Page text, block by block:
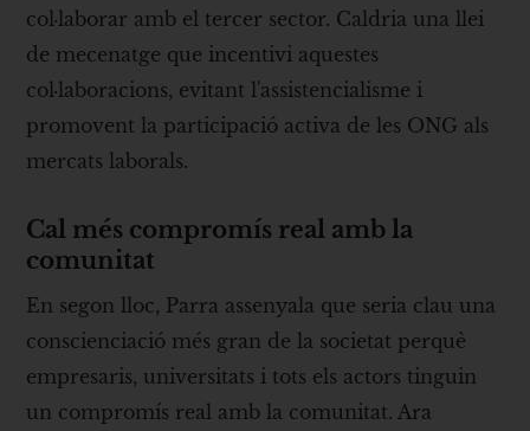
col·laborar amb el tercer sector. Caldria una llei
de mecenatge que incentivi aquestes
col·laboracions, evitant l'assistencialisme i
promovent la participació activa de les ONG als
mercats laborals.
Cal més compromís real amb la
comunitat
En segon lloc, Parra assenyala que seria clau una
conscienciació més gran de la societat perquè
empresaris, universitats i tots els actors tinguin
un compromís real amb la comunitat. Ara